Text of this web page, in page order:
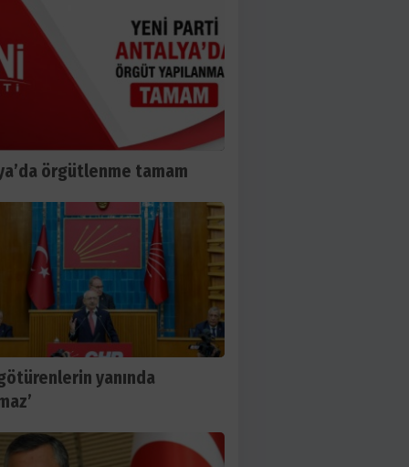
örgütlenme tamam
götürenlerin yanında